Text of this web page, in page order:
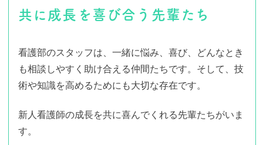
共に成長を喜び合う先輩たち
看護部のスタッフは、一緒に悩み、喜び、どんなとき
も相談しやすく助け合える仲間たちです。そして、技
術や知識を高めるためにも大切な存在です。
新人看護師の成長を共に喜んでくれる先輩たちがいま
す。